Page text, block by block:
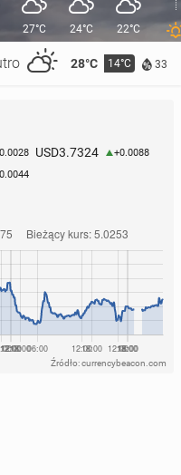
28°C 14°C 33
27°C 24°C 22°C
USD3.7324 +0.0088
Źródło: currencybeacon.com